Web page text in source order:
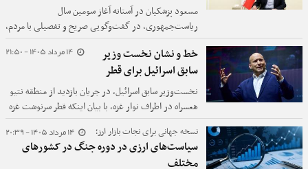
مسعود پزشکیان در آستانه آغاز سومین سال
ریاست‌جمهوری، در گفت‌وگویی صریح و تفصیلی با مردم،
با مرور مهم‌ترین رویدادهای دو سال گذشته، از مجموعه‌ای
از چالش‌های امنیتی، اقتصادی و اجتماعی سخن گفت و
تأکید کرد که دولت در سخت‌ترین شرایط پس از انقلاب
تلاش کرده است کشور را با اتکا به همراهی مردم اداره
کند.
14 مرداد 1405 - 21:50
خط و نشان نخست وزیر
سابق اسرائیل برای قطر
نخست‌وزیر سابق اسرائیل، در جریان بازدید از منطقه نتیو
هعسراه در اطراف نوار غزه، با بیان اینکه قطر سرنوشت غزه
را در دست گرفته و تصمیم‌ها در دوحه اتخاذ می‌شود، از
قصد خود برای اعلام رسمی قطر به عنوان کشور متخاصم
در صورت بازگشت به قدرت خبر داد
14 مرداد 1405 - 20:39 نسخه جهانی برای نجات بازار ارز؛
سیاست‌های ارزی در دوره جنگ در کشورهای
مختلف